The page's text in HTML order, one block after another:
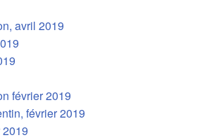
avril 2019
février 2019
février 2019